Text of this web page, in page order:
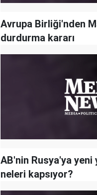
Avrupa Birliği'nden
durdurma kararı
AB'nin Rusya'ya yeni
neleri kapsıyor?